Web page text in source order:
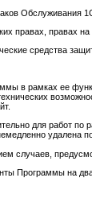
Обслуживания
правах, правах
средства
в рамках ее
для работ по
удалена
случаев,
Программы на